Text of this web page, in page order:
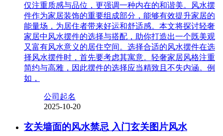
仅注重质感与品位，更强调一种内在的和谐美。风水摆
件作为家居装饰的重要组成部分，能够有效提升家居的
能量场，为居住者带来好运和舒适感。本文将探讨轻奢
家居中风水摆件的选择与搭配，助你打造出一个既美观
又富有风水意义的居住空间。选择合适的风水摆件在选
择风水摆件时，首先要考虑其寓意。轻奢家居风格注重
简约与高雅，因此摆件的选择应当精致且不失内涵。例
如，
公司起名
2025-10-20
玄关墙面的风水禁忌 入门玄关图片风水